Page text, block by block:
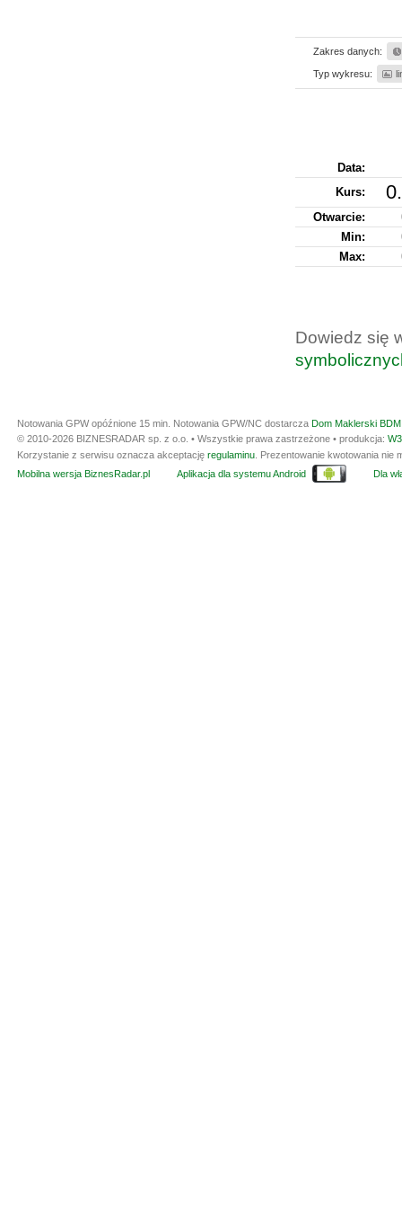
Zakres danych:
Typ wykresu:
Data:
Kurs:
Otwarcie:
Min:
Max:
Dowiedz się
Notowania GPW opóźnione 15 min. Notowania GPW/NC dostarcza Dom Maklerski
© 2010-2026 BIZNESRADAR sp. z o.o. • Wszystkie prawa zastrzeżone • produkcja:
Korzystanie z serwisu oznacza akceptację regulaminu . Prezentowanie kwotowania
Mobilna wersja BiznesRadar.pl
Aplikacja dla systemu Android Dla